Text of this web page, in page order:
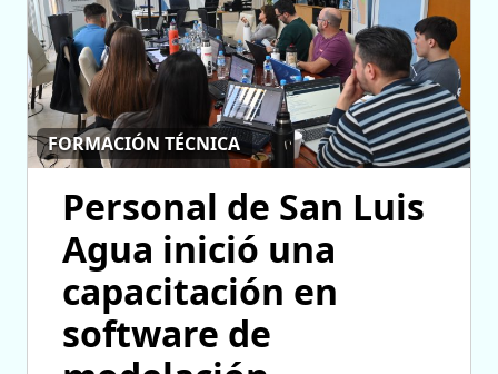
FORMACIÓN TÉCNICA
Personal de San Luis
Agua inició una
capacitación en
software de